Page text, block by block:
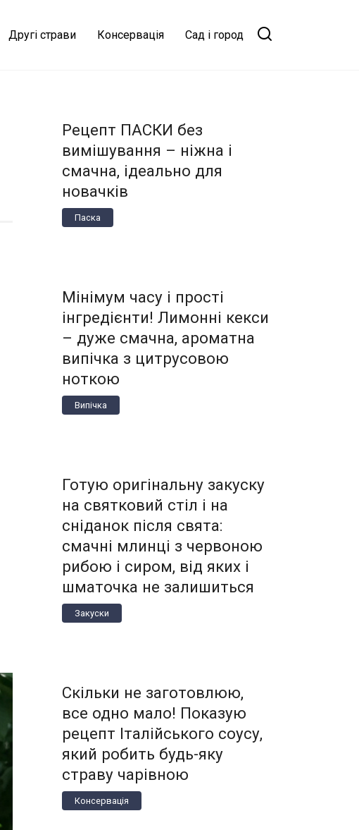
Другі страви Консервація Сад і город
Рецепт ПАСКИ без
вимішування – ніжна і
смачна, ідеально для
новачків
Паска
Мінімум часу і прості
інгредієнти! Лимонні кекси
– дуже смачна, ароматна
випічка з цитрусовою
ноткою
Випічка
Готую оригінальну закуску
на святковий стіл і на
сніданок після свята:
смачні млинці з червоною
рибою і сиром, від яких і
шматочка не залишиться
Закуски
Скільки не заготовлюю,
все одно мало! Показую
рецепт Італійського соусу,
який робить будь-яку
страву чарівною
Консервація